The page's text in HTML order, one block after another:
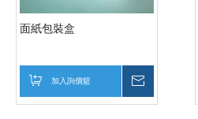
面紙包裝盒
加入詢價籃